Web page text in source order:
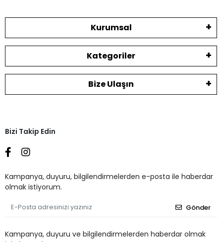
Kurumsal
Kategoriler
Bize Ulaşın
Bizi Takip Edin
Kampanya, duyuru, bilgilendirmelerden e-posta ile haberdar
olmak istiyorum.
Gönder
Kampanya, duyuru ve bilgilendirmelerden haberdar olmak